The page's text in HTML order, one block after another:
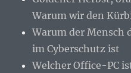
Warum wir den
Warum der Mensch
im Cyberschutz ist
Welcher Office-PC